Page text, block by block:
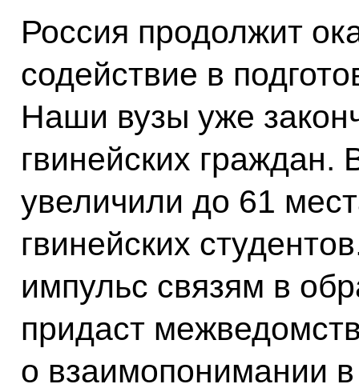
Россия продолжит
содействие в
Наши вузы уже
гвинейских
увеличили до 61
гвинейских
импульс связям в
придаст
о взаимопонимании